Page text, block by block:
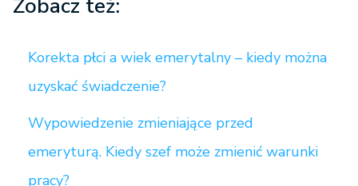
Zobacz też:
Korekta płci a wiek emerytalny – kiedy można
uzyskać świadczenie?
Wypowiedzenie zmieniające przed
emeryturą. Kiedy szef może zmienić warunki
pracy?